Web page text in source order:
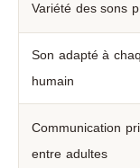
Variété des sons
Son adapté à
humain
Communication
entre adultes